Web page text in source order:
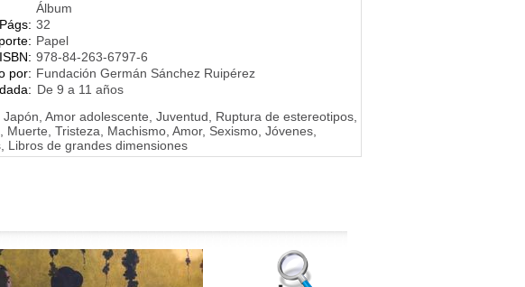
Álbum
Págs: 32
Papel
ISBN: 978-84-263-6797-6
por: Fundación Germán Sánchez Ruipérez
De 9 a 11 años
Japón, Amor adolescente, Juventud, Ruptura de estereotipos,
Muerte, Tristeza, Machismo, Amor, Sexismo, Jóvenes,
Libros de grandes dimensiones